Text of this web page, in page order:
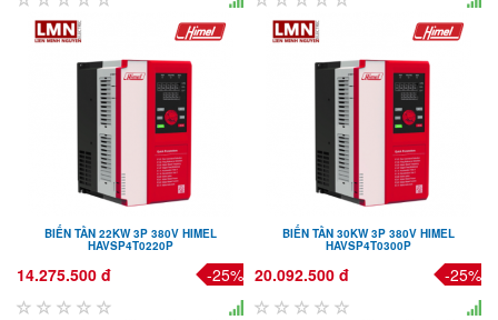
BIẾN TẦN 22KW 3P 380V HIMEL
HAVSP4T0220P
14.275.500 đ -25%
BIẾN TẦN 30KW 3P 380V HIMEL
HAVSP4T0300P
20.092.500 đ -25%